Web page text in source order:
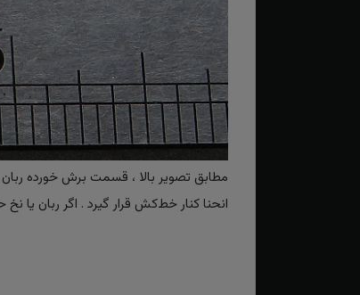
مطابق تصویر بالا ، قسمت برش خورده
انحنا کنار خط‌کش قرار گیرد . اگر ربان